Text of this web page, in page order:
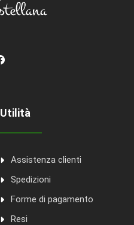
Utilità
Assistenza clienti
Spedizioni
Forme di pagamento
Resi